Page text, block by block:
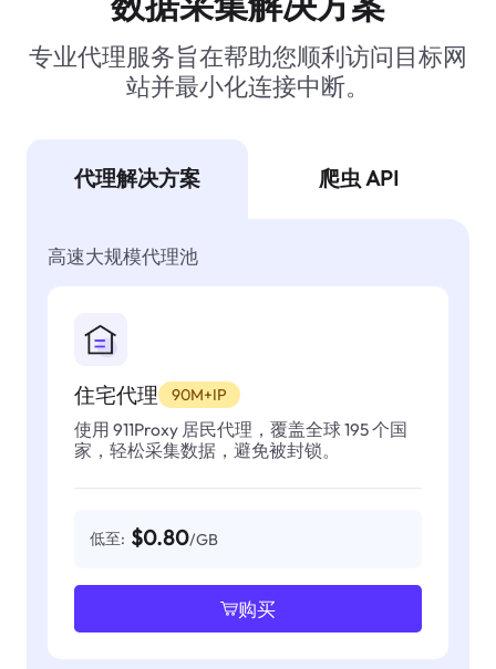
专业代理服务旨在帮助您顺利访问目标网
站并最小化连接中断。
代理解决方案 爬虫 API
高速大规模代理池
住宅代理 90M+IP
使用 911Proxy 居民代理，覆盖全球 195 个国
家，轻松采集数据，避免被封锁。
低至: $0.80/GB
购买